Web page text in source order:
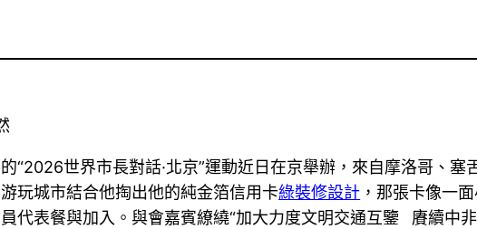
“2026世界市長對話·北京”運動近日在京舉辦，來自摩洛哥、塞
玩城市結合他掏出他的純金箔信用卡綠裝修設計 ，那張卡像一
代表餐與加入。與會嘉賓繚繞“加大力度文明交通互鑒 賡續中